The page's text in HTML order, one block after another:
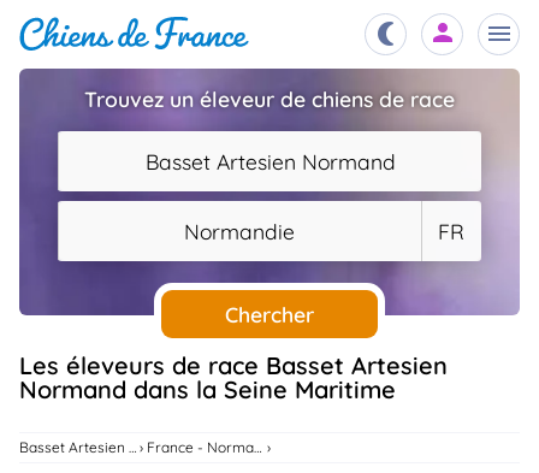
Chiots
Éleveurs
Étalons
Chiens
Services
Trouvez un éleveur de chiens de race
Basset Artesien Normand
Normandie FR
Chercher
Les éleveurs de race Basset Artesien
Normand dans la Seine Maritime
Basset Artesien Normand France - Normandie